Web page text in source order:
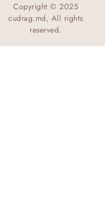
Copyright © 2025
cudrag.md, All rights
reserved.